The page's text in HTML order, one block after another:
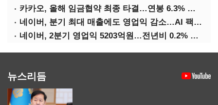
카카오, 올해 임금협약 최종 타결…연봉 6.3% 인상·격려금 300만원
네이버, 분기 최대 매출에도 영업익 감소…AI 팩토리 속도
네이버, 2분기 영업익 5203억원…전년비 0.2% 감소
뉴스리듬